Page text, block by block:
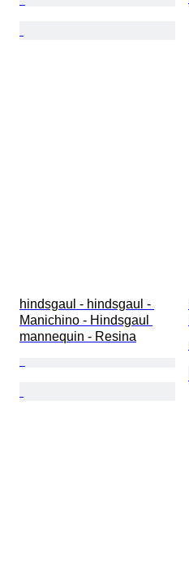
hindsgaul - hindsgaul -
Manichino - Hindsgaul
mannequin - Resina